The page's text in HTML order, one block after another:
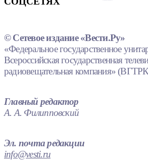
© Сетевое издание «Вести.Ру»
«Федеральное государственное
Всероссийская государственная
радиовещательная компания»
Главный редактор
А. А. Филипповский
Эл. почта редакции
info@vesti.ru